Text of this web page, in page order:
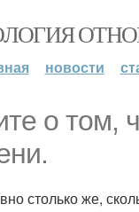
новости
о том,
столько же,